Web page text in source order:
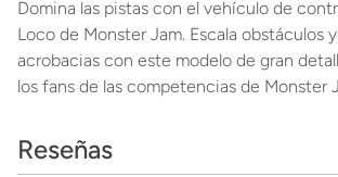
Domina las pistas con el vehículo de
Loco de Monster Jam. Escala obstáculos
acrobacias con este modelo de gran
los fans de las competencias de Monster
Reseñas